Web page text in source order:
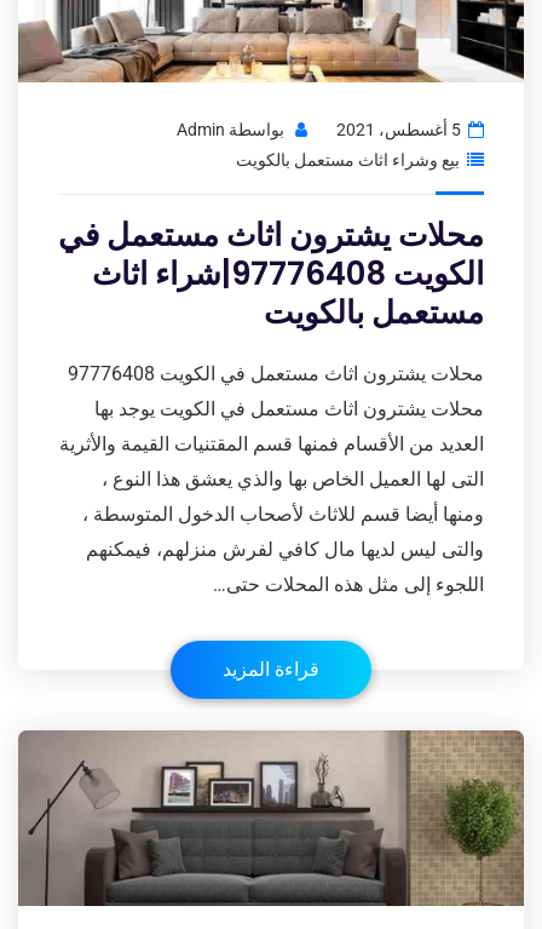
5 أغسطس، 2021 بواسطة Admin
بيع وشراء اثاث مستعمل بالكويت
محلات يشترون اثاث مستعمل في
الكويت 97776408|شراء اثاث
مستعمل بالكويت
محلات يشترون اثاث مستعمل في الكويت 97776408
محلات يشترون اثاث مستعمل في الكويت يوجد بها
العديد من الأقسام فمنها قسم المقتنيات القيمة والأثرية
التى لها العميل الخاص بها والذي يعشق هذا النوع ،
ومنها أيضا قسم للاثاث لأصحاب الدخول المتوسطة ،
والتى ليس لديها مال كافي لفرش منزلهم، فيمكنهم
اللجوء إلى مثل هذه المحلات حتى…
قراءة المزيد